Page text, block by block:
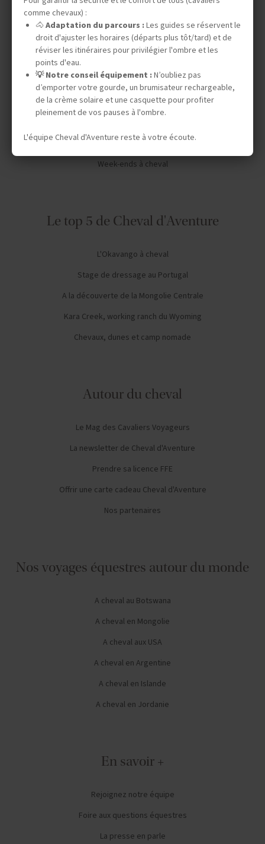
Vos envies
Safaris à cheval
Séjours en ranch en Amérique du Nord
Chevauchées dans le désert
Expéditions en autonomie
Séjours linguistiques
Week-ends à cheval
Le top 5 de Cheval d'Aventure
L'Okavango à cheval
Stage de dressage au Portugal
A la découverte de la Mongolie Centrale
Kara Creek, working ranch du Wyoming
Chevaux, dunes et camp nomade
Autour du cheval
Le Mag des Cavaliers Voyageurs
La newsletter de Cheval d'Aventure
Prendre sa licence FFE
Offrir une carte cadeau Cheval d'Aventure
Nos partenaires
Nos voyages équestres autour du monde
A cheval au Botswana
A cheval en Mongolie
A cheval aux USA
A cheval en Argentine
A cheval en Islande
A cheval en Jordanie
En savoir +
Rejoignez notre équipe
Foire aux questions équestres
La presse en parle
comme chevaux) :
🐴 Adaptation du parcours :Les guides se réservent le
droit d'ajuster les horaires (départs plus tôt/tard) et de
réviser les itinéraires pour privilégier l'ombre et les
points d'eau.
💡 Notre conseil équipement :N’oubliez pas
d’emporter votre gourde, un brumisateur rechargeable,
de la crème solaire et une casquette pour profiter
pleinement de vos pauses à l'ombre.
L'équipe Cheval d'Aventure reste à votre écoute.